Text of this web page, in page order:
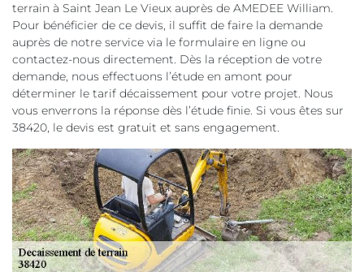
terrain à Saint Jean Le Vieux auprès de AMEDEE William.
Pour bénéficier de ce devis, il suffit de faire la demande
auprès de notre service via le formulaire en ligne ou
contactez-nous directement. Dès la réception de votre
demande, nous effectuons l’étude en amont pour
déterminer le tarif décaissement pour votre projet. Nous
vous enverrons la réponse dès l’étude finie. Si vous êtes sur
38420, le devis est gratuit et sans engagement.